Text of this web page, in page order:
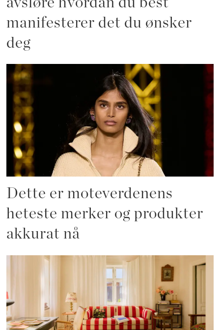
manifesterer det du ønsker
deg
Dette er moteverdenens
heteste merker og produkter
akkurat nå